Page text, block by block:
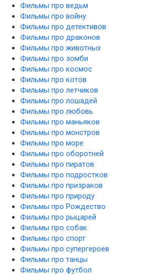
Фильмы про ведьм
Фильмы про войну
Фильмы про детективов
Фильмы про драконов
Фильмы про животных
Фильмы про зомби
Фильмы про космос
Фильмы про котов
Фильмы про летчиков
Фильмы про лошадей
Фильмы про любовь
Фильмы про маньяков
Фильмы про монстров
Фильмы про море
Фильмы про оборотней
Фильмы про пиратов
Фильмы про подростков
Фильмы про призраков
Фильмы про природу
Фильмы про Рождество
Фильмы про рыцарей
Фильмы про собак
Фильмы про спорт
Фильмы про супергероев
Фильмы про танцы
Фильмы про футбол